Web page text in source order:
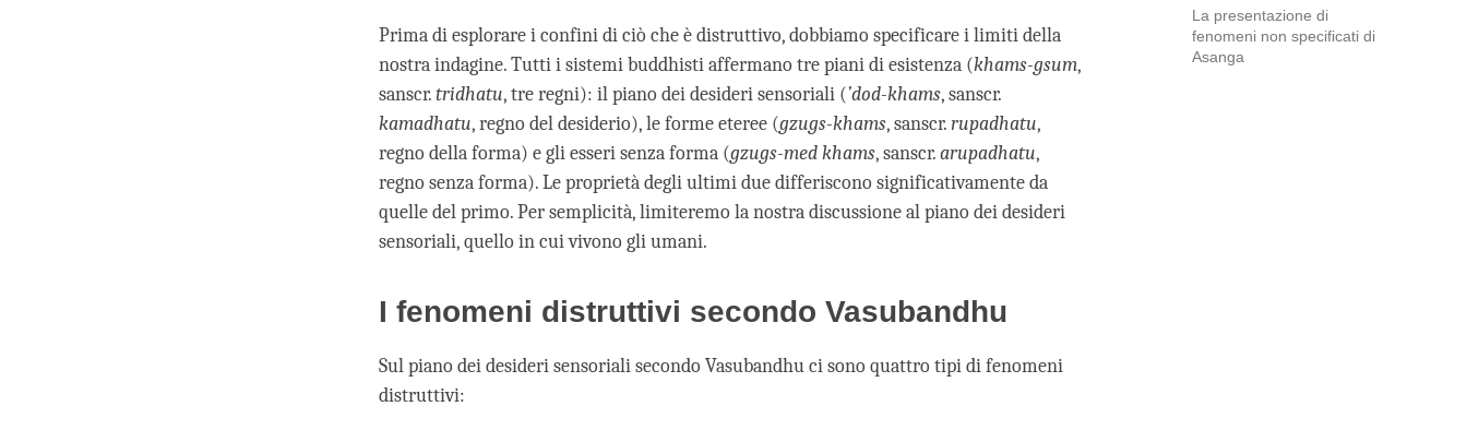
La presentazione di
fenomeni non specificati di
Asanga
Prima di esplorare i confini di ciò che è distruttivo, dobbiamo specificare i limiti della
nostra indagine. Tutti i sistemi buddhisti affermano tre piani di esistenza (khams-gsum,
sanscr.tridhatu, tre regni): il piano dei desideri sensoriali (’dod-khams, sanscr.
kamadhatu, regno del desiderio), le forme eteree (gzugs-khams, sanscr.rupadhatu,
regno della forma) e gli esseri senza forma (gzugs-med khams, sanscr.arupadhatu,
regno senza forma). Le proprietà degli ultimi due differiscono significativamente da
quelle del primo. Per semplicità, limiteremo la nostra discussione al piano dei desideri
sensoriali, quello in cui vivono gli umani.
I fenomeni distruttivi secondo Vasubandhu
Sul piano dei desideri sensoriali secondo Vasubandhu ci sono quattro tipi di fenomeni
distruttivi: